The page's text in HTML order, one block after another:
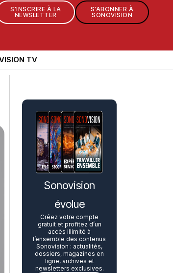
S'INSCRIRE À LA
NEWSLETTER
S'ABONNER À
SONOVISION
TV
Sonovision
évolue
Créez votre compte
gratuit et profitez d’un
accès illimité à
l’ensemble des contenus
Sonovision : actualités,
dossiers, magazines en
ligne, archives et
newsletters exclusives.